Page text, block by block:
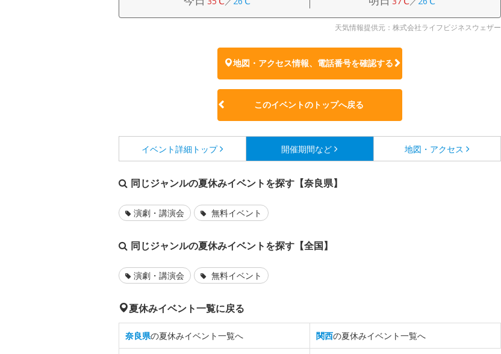
天気情報提供元：株式会社ライフビジネスウェザー
地図・アクセス情報、電話番号を確認する
このイベントのトップへ戻る
イベント詳細 トップ 開催期間など 地図・アクセス
同じジャンルの夏休みイベントを探す【奈良県】
演劇・講演会 無料イベント
同じジャンルの夏休みイベントを探す【全国】
演劇・講演会 無料イベント
夏休みイベント一覧に戻る
奈良県の夏休みイベント一覧へ 関西の夏休みイベント一覧へ